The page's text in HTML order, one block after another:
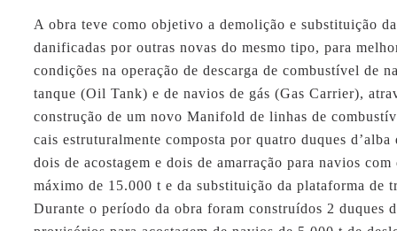
A obra teve como objetivo a demolição e substituição
danificadas por outras novas do mesmo tipo, para
condições na operação de descarga de combustível de
tanque (Oil Tank) e de navios de gás (Gas Carrier),
construção de um novo Manifold de linhas de
cais estruturalmente composta por quatro duques
dois de acostagem e dois de amarração para navios com
máximo de 15.000 t e da substituição da plataforma de
Durante o período da obra foram construídos 2 duques